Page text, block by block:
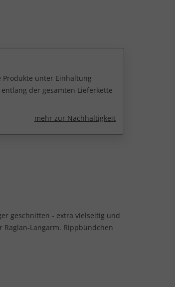
Produkte unter Einhaltung
der gesamten Lieferkette
mehr zur Nachhaltigkeit
geschnitten - extra vielseitig und
Langarm. Rippbündchen